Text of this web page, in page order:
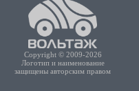
Copyright © 2009-2026
Логотип и наименование
защищены авторским правом